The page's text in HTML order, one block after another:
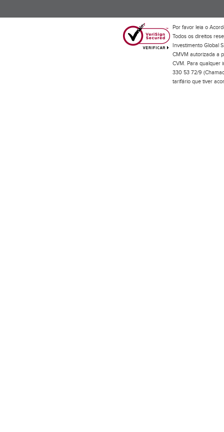
Por favor leia o
Todos os direitos
Investimento Global
CMVM autorizada a
CVM. Para qualquer
330 53 72/9
tarifário que tiver